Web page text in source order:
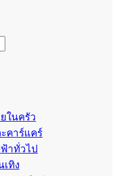
ในครัว
คาร์แคร์
าทั่วไป
ทิง